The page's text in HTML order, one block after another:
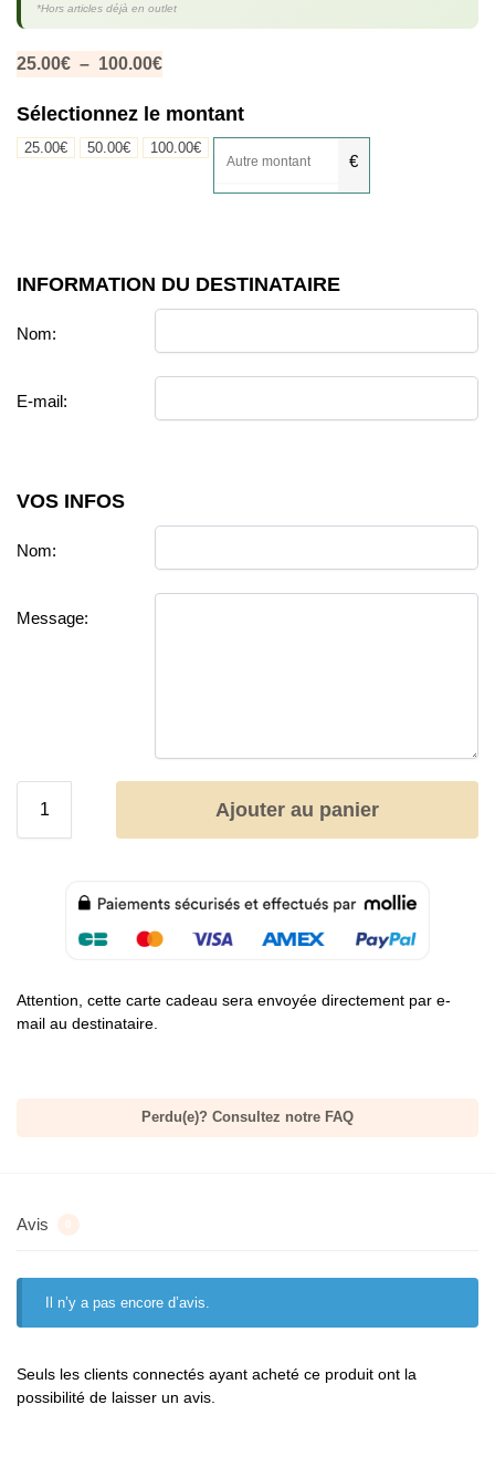
*Hors articles déjà en outlet
25.00€ – 100.00€
Sélectionnez le montant
25.00€ 50.00€ 100.00€
€
INFORMATION DU DESTINATAIRE
Nom:
E-mail:
VOS INFOS
Nom:
Message:
Ajouter au panier
Attention, cette carte cadeau sera envoyée directement par e-
mail au destinataire.
Perdu(e)? Consultez notre FAQ
Avis 0
Il n’y a pas encore d’avis.
Seuls les clients connectés ayant acheté ce produit ont la
possibilité de laisser un avis.